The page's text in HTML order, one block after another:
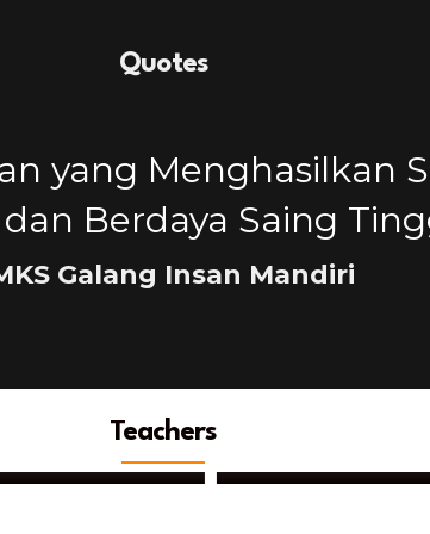
Quotes
yang Menghasilkan
Berdaya Saing
Galang Insan Mandiri
TeachersAyu Kholidina Harahap,